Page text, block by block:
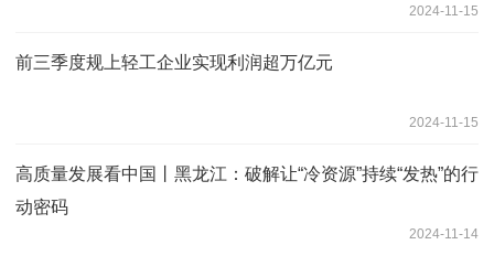
2024-11-15
前三季度规上轻工企业实现利润超万亿元
2024-11-15
高质量发展看中国丨黑龙江：破解让“冷资源”持续“发热”的行
动密码
2024-11-14